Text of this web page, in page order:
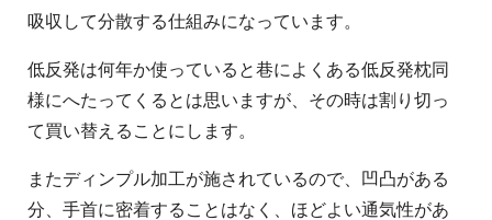
吸収して分散する仕組みになっています。
低反発は何年か使っていると巷によくある低反発枕同
様にへたってくるとは思いますが、その時は割り切っ
て買い替えることにします。
またディンプル加工が施されているので、凹凸がある
分、手首に密着することはなく、ほどよい通気性があ